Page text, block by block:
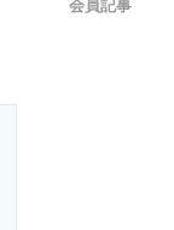
会員記事